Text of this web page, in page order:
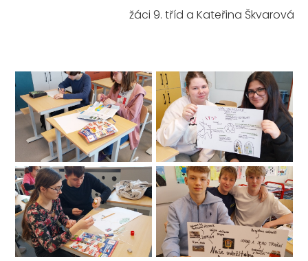
žáci 9. tříd a Kateřina Škvarová